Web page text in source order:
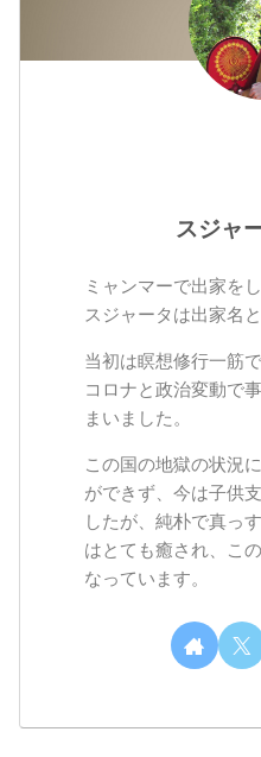
スジャ
ミャンマーで出家を
スジャータは出家名と
当初は瞑想修行一筋
コロナと政治変動で
まいました。
この国の地獄の状況
ができず、今は子供
したが、純朴で真っ
はとても癒され、こ
なっています。